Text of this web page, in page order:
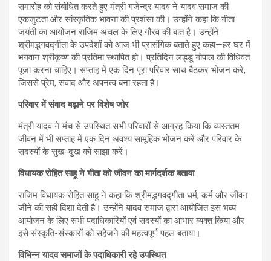
समारोह को संबोधित करते हुए मंत्री गजेन्द्र यादव ने यादव समाज की
एकजुटता और सांस्कृतिक भावना की प्रशंसा की। उन्होंने कहा कि गीता
जयंती का आयोजन राजिम अंचल के लिए गौरव की बात है। उन्होंने
श्रीमद्भगवद्गीता के उपदेशों को आज भी प्रासंगिक बताते हुए कहा—हर घर में
भगवान श्रीकृष्ण की प्रतिमा स्थापित हो। प्रतिदिन लड्डू गोपाल की विधिवत
पूजा करना चाहिए। सप्ताह में एक दिन पूरा परिवार साथ बैठकर भोजन करे,
जिससे प्रेम, संवाद और अपनत्व बना रहता है।
परिवार में संवाद बढ़ाने पर विशेष जोर
मंत्री यादव ने मंच से उपस्थित सभी परिवारों से आग्रह किया कि व्यस्ततम
जीवन में भी सप्ताह में एक दिन अवश्य सामूहिक भोजन करें और परिवार के
सदस्यों के सुख-दुख को साझा करें।
विधायक रोहित साहू ने गीता को जीवन का मार्गदर्शक बताया
राजिम विधायक रोहित साहू ने कहा कि श्रीमद्भगवद्गीता धर्म, कर्म और जीवन
जीने की सही दिशा देती है। उन्होंने यादव समाज द्वारा आयोजित इस भव्य
आयोजन के लिए सभी पदाधिकारियों एवं सदस्यों का आभार व्यक्त किया और
इसे संस्कृति-संस्कारों को सहेजने की महत्वपूर्ण पहल बताया।
विभिन्न यादव समाजों के पदाधिकारी रहे उपस्थित